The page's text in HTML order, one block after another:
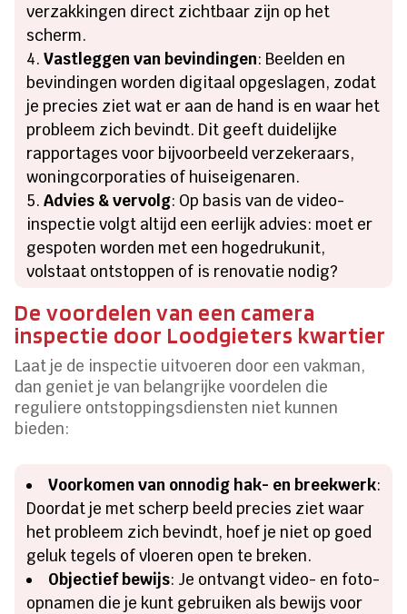
verzakkingen direct zichtbaar zijn op het
scherm.
Vastleggen van bevindingen: Beelden en
bevindingen worden digitaal opgeslagen, zodat
je precies ziet wat er aan de hand is en waar het
probleem zich bevindt. Dit geeft duidelijke
rapportages voor bijvoorbeeld verzekeraars,
woningcorporaties of huiseigenaren.
Advies & vervolg: Op basis van de video-
inspectie volgt altijd een eerlijk advies: moet er
gespoten worden met een hogedrukunit,
volstaat ontstoppen of is renovatie nodig?
De voordelen van een camera
inspectie door Loodgieters kwartier
Laat je de inspectie uitvoeren door een vakman,
dan geniet je van belangrijke voordelen die
reguliere ontstoppingsdiensten niet kunnen
bieden:
Voorkomen van onnodig hak- en breekwerk:
Doordat je met scherp beeld precies ziet waar
het probleem zich bevindt, hoef je niet op goed
geluk tegels of vloeren open te breken.
Objectief bewijs: Je ontvangt video- en foto-
opnamen die je kunt gebruiken als bewijs voor